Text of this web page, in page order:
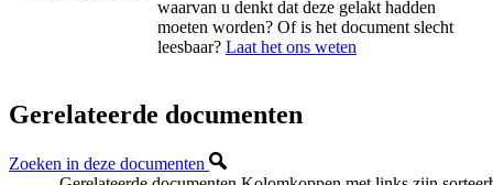
waarvan u denkt dat deze gelakt hadden
moeten worden? Of is het document slecht
leesbaar? Laat het ons weten
Gerelateerde documenten
Zoeken in deze documenten